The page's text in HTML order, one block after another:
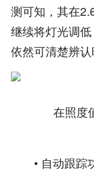
测可知，其在
继续将灯光调
依然可清楚辨认
在照度
• 自动跟踪